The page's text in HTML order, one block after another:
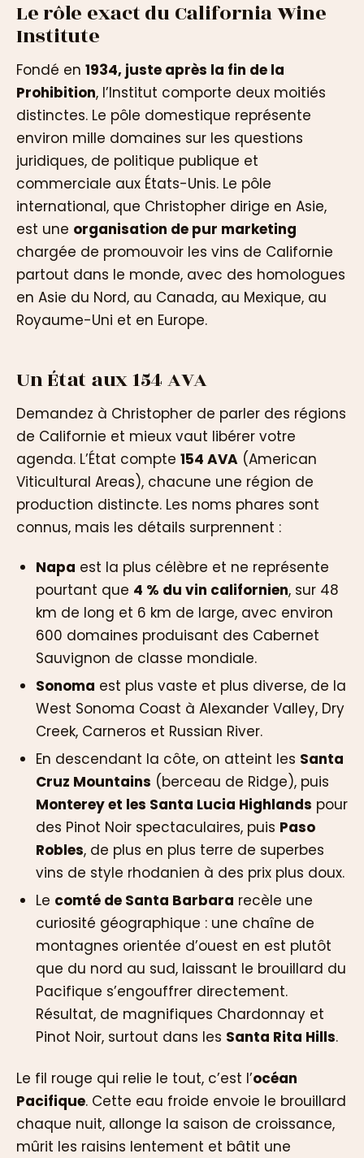
Le rôle exact du California Wine
Institute
Fondé en 1934, juste après la fin de la
Prohibition, l’Institut comporte deux moitiés
distinctes. Le pôle domestique représente
environ mille domaines sur les questions
juridiques, de politique publique et
commerciale aux États-Unis. Le pôle
international, que Christopher dirige en Asie,
est une organisation de pur marketing
chargée de promouvoir les vins de Californie
partout dans le monde, avec des homologues
en Asie du Nord, au Canada, au Mexique, au
Royaume-Uni et en Europe.
Un État aux 154 AVA
Demandez à Christopher de parler des régions
de Californie et mieux vaut libérer votre
agenda. L’État compte 154 AVA (American
Viticultural Areas), chacune une région de
production distincte. Les noms phares sont
connus, mais les détails surprennent :
Napa est la plus célèbre et ne représente
pourtant que 4 % du vin californien, sur 48
km de long et 6 km de large, avec environ
600 domaines produisant des Cabernet
Sauvignon de classe mondiale.
Sonoma est plus vaste et plus diverse, de la
West Sonoma Coast à Alexander Valley, Dry
Creek, Carneros et Russian River.
En descendant la côte, on atteint les Santa
Cruz Mountains (berceau de Ridge), puis
Monterey et les Santa Lucia Highlands pour
des Pinot Noir spectaculaires, puis Paso
Robles, de plus en plus terre de superbes
vins de style rhodanien à des prix plus doux.
Le comté de Santa Barbara recèle une
curiosité géographique : une chaîne de
montagnes orientée d’ouest en est plutôt
que du nord au sud, laissant le brouillard du
Pacifique s’engouffrer directement.
Résultat, de magnifiques Chardonnay et
Pinot Noir, surtout dans les Santa Rita Hills.
Le fil rouge qui relie le tout, c’est l’océan
Pacifique. Cette eau froide envoie le brouillard
chaque nuit, allonge la saison de croissance,
mûrit les raisins lentement et bâtit une